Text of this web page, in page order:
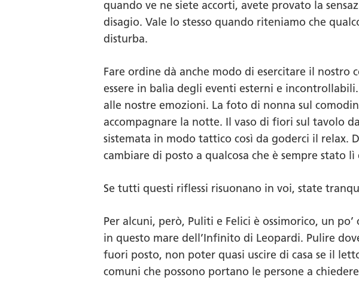
quando ve ne siete accorti, avete provato la
disagio. Vale lo stesso quando riteniamo che
disturba.
Fare ordine dà anche modo di esercitare il
essere in balìa degli eventi esterni e
alle nostre emozioni. La foto di nonna sul
accompagnare la notte. Il vaso di fiori sul tavolo
sistemata in modo tattico così da goderci il relax.
cambiare di posto a qualcosa che è sempre stato
Se tutti questi riflessi risuonano in voi, state
Per alcuni, però, Puliti e Felici è ossimorico, un
in questo maredell’Infinito di Leopardi. Pulire
fuori posto, non poter quasi uscire di casa se il
comuni che possono portano le persone a